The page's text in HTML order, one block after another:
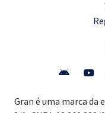
Gran é uma marca da